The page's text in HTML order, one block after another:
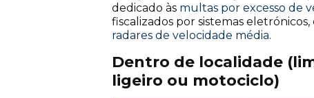
dedicado às multas por excesso de
fiscalizados por sistemas
radares de velocidade média.
Dentro de localidade
ligeiro ou motociclo)